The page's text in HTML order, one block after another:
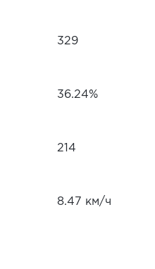
329
36.24%
214
8.47 км/ч